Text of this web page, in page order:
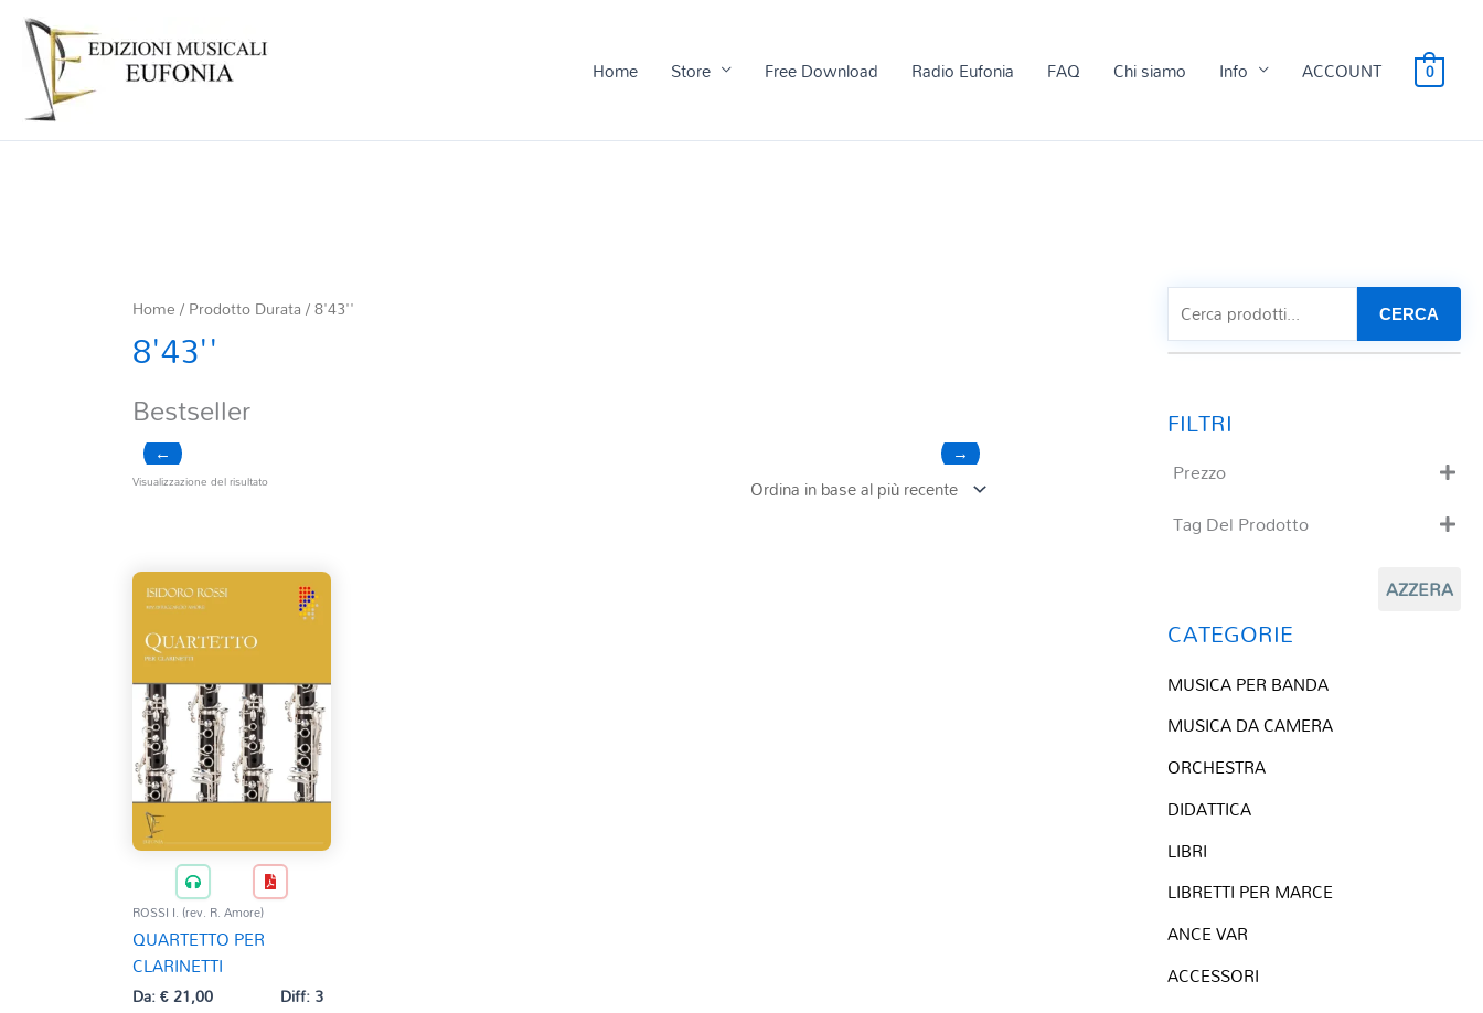
Home Store Free Download Radio Eufonia FAQ Chi siamo Info ACCOUNT 0
Home/ Prodotto Durata / 8'43''
8'43''
Bestseller
← →
Visualizzazione del risultato
ROSSI I. (rev. R. Amore)
QUARTETTO PER
CLARINETTI
Da:€21,00 Diff: 3
CERCA
Prezzo
Tag Del Prodotto
Composizioni originali
QR base
QR esecuzione
AZZERA
CATEGORIE
MUSICA PER BANDA
MUSICA DA CAMERA
ORCHESTRA
DIDATTICA
LIBRI
LIBRETTI PER MARCE
ANCE VAR
ACCESSORI